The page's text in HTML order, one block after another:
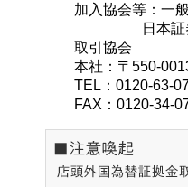
加入協会等：一
日本
取引協会
本社：〒550-
TEL：0120-63-
FAX：0120-34-